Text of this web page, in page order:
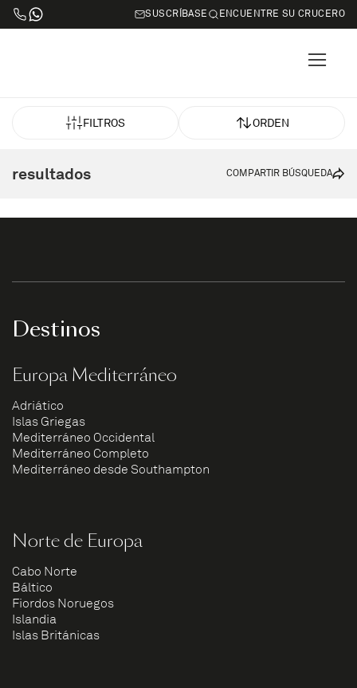
SUSCRÍBASE ENCUENTRE SU CRUCERO
FILTROS ORDEN
resultados COMPARTIR BÚSQUEDA
Destinos
Europa Mediterráneo
Adriático
Islas Griegas
Mediterráneo Occidental
Mediterráneo Completo
Mediterráneo desde Southampton
Norte de Europa
Cabo Norte
Báltico
Fiordos Noruegos
Islandia
Islas Británicas